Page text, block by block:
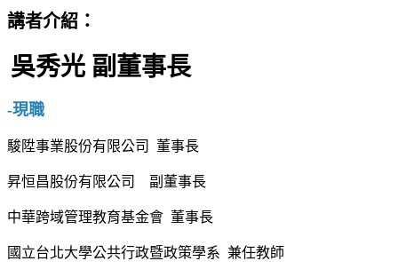
講者介紹：
吳秀光 副董事長
-現職
駿陞事業股份有限公司 董事長
昇恒昌股份有限公司 副董事長
中華跨域管理教育基金會 董事長
國立台北大學公共行政暨政策學系 兼任教師